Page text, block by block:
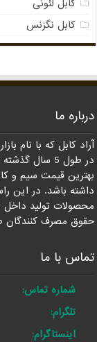
کابل لئونی
کابل نگزنس
درباره ما
آراد کابل که با نام
در طول 5
بهترین قیمت سیم و
داشته باشد. در این
محصولات تولید داخل
حقوق مصرف کنندگان
تماس با ما
شماره تماس:
تلگرام:
اینستاگرام: